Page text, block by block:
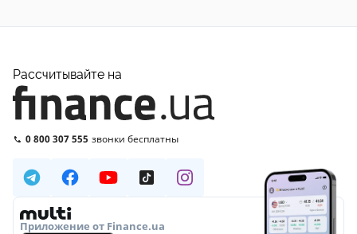
Рассчитывайте на
0 800 307 555 звонки бесплатны
Приложение от Finance.ua